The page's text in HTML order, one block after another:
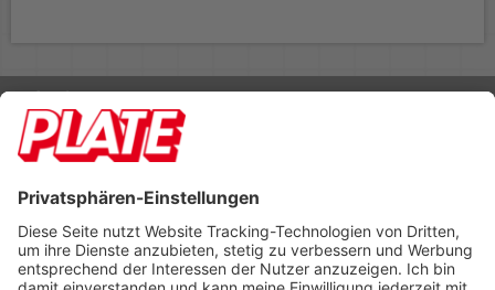
Rufen Sie uns an 04298 401-0
Lieferbedingungen Impressum
Footer anzeigen
PLATE Büromaterial Vertriebs GmbH